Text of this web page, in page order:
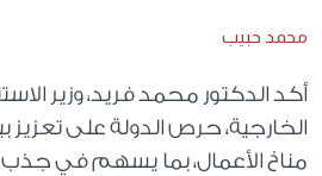
محمد حبيب
أكد الدكتور محمد فريد، وزير
الخارجية، حرص الدولة على تعزيز
مناخ الأعمال، بما يسهم في جذب